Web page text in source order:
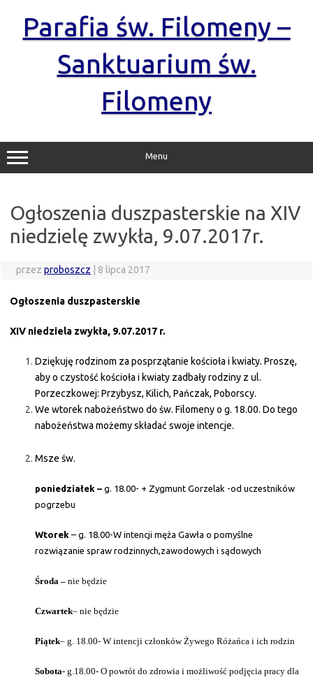
Parafia św. Filomeny –
Sanktuarium św.
Filomeny
Menu
Ogłoszenia duszpasterskie na XIV
niedzielę zwykła, 9.07.2017r.
przez proboszcz 8 lipca 2017
Ogłoszenia duszpasterskie
XIV niedziela zwykła, 9.07.2017 r.
Dziękuję rodzinom za posprzątanie kościoła i kwiaty. Proszę,
aby o czystość kościoła i kwiaty zadbały rodziny z ul.
Porzeczkowej: Przybysz, Kilich, Pańczak, Poborscy.
We wtorek nabożeństwo do św. Filomeny o g. 18.00. Do tego
nabożeństwa możemy składać swoje intencje.
Msze św.
poniedziałek – g. 18.00- + Zygmunt Gorzelak -od uczestników
pogrzebu
Wtorek – g. 18.00-W intencji męża Gawła o pomyślne
rozwiązanie spraw rodzinnych,zawodowych i sądowych
Środa – nie będzie
Czwartek– nie będzie
Piątek– g. 18.00- W intencji członków Żywego Różańca i ich rodzin
Sobota- g.18.00- O powrót do zdrowia i możliwość podjęcia pracy dla